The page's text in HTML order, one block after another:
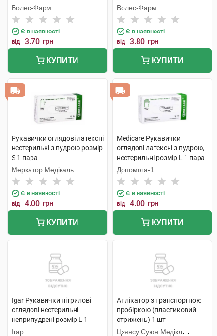
мм фіолетовий 1 шт
Волес-Фарм
Є в наявності
від 3.70 грн
КУПИТИ
Волес-Фарм
Є в наявності
від 3.80 грн
КУПИТИ
Рукавички оглядові латексні
нестерильні з пудрою розмір
S 1 пара
Меркатор Медікаль
Є в наявності
від 4.00 грн
КУПИТИ
Medicare Рукавички
оглядові латексні з пудрою,
нестерильні розмір L 1 пара
Допомога-1
Є в наявності
від 4.00 грн
КУПИТИ
Igar Рукавички нітрилові
оглядові нестерильні
неприпудрені розмір L 1
пара
Ігар
Аплікатор з транспортною
пробіркою (пластиковий
стрижень) 1 шт
Цзянсу Суюн Медікл